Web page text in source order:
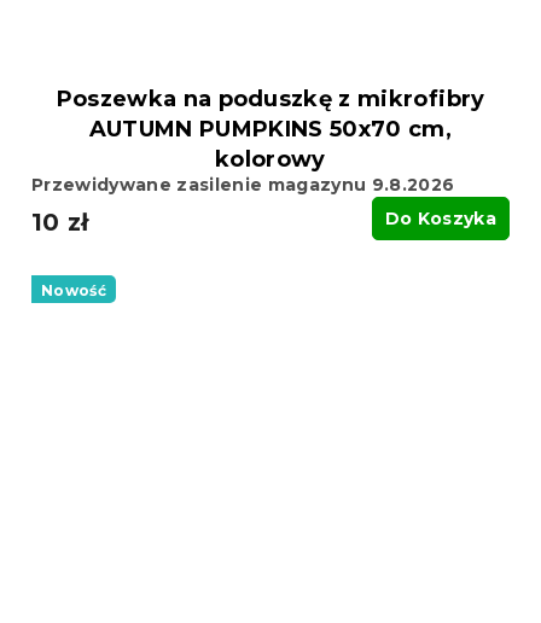
Poszewka na poduszkę z mikrofibry
AUTUMN PUMPKINS 50x70 cm,
kolorowy
Przewidywane zasilenie magazynu 9.8.2026
10 zł Do Koszyka
Nowość